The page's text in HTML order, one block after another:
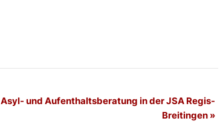
Asyl- und Aufenthaltsberatung in der JSA Regis-
Breitingen »